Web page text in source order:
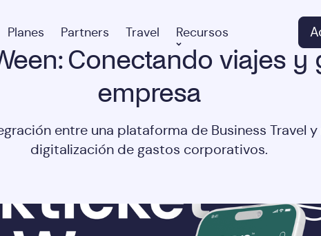
Planes Partners Travel Recursos
Conectando viajes y
empresa
entre una plataforma de Business Travel
digitalización de gastos corporativos.